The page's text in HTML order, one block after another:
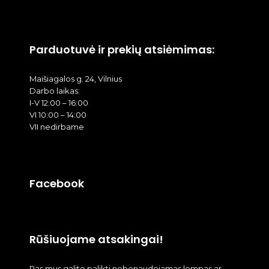
Parduotuvė ir prekių atsiėmimas:
Maišiagalos g. 24, Vilnius
Darbo laikas:
I-V 12:00 – 16:00
VI 10:00 – 14:00
VII nedirbame
Facebook
Rūšiuojame atsakingai!